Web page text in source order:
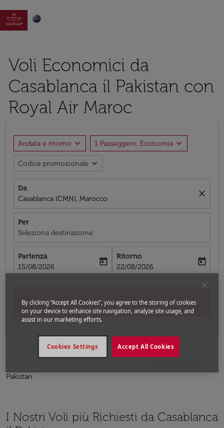

Voli Economici da
Casablanca il Pakistan con
Royal Air Maroc
Andata e ritorno expand_more 1 Passeggero, Economia expand_more
Codice promozionale expand_more
Da
Casablanca (CMN), Marocco
close
Per
Seleziona destinazione
Partenza
fc-booking-departure-date-aria-label
15/08/2026
today
Ritorno
fc-booking-return-date-aria-label
22/08/2026
today
Cerca
Pakistan
I Nostri Voli più Richiesti da Casablanca
By clicking “Accept All Cookies”, you agree to the storing of cookies
on your device to enhance site navigation, analyze site usage, and
assist in our marketing efforts.
Accept All Cookies
Cookies Settings